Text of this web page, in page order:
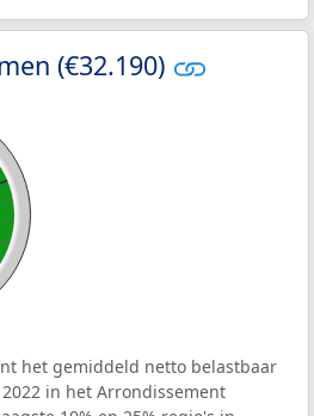
(€32.190)
het gemiddeld netto belastbaar
in het Arrondissement